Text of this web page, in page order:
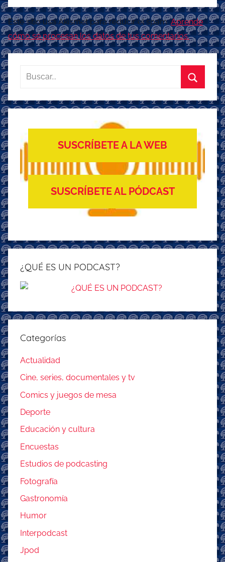
Este sitio usa Akismet para reducir el spam.Aprende
cómo se procesan los datos de tus comentarios.
Buscar:
Buscar
SUSCRÍBETE A LA WEB
SUSCRÍBETE AL PÓDCAST
¿QUÉ ES UN PODCAST?
Categorías
Actualidad
Cine, series, documentales y tv
Comics y juegos de mesa
Deporte
Educación y cultura
Encuestas
Estudios de podcasting
Fotografía
Gastronomía
Humor
Interpodcast
Jpod